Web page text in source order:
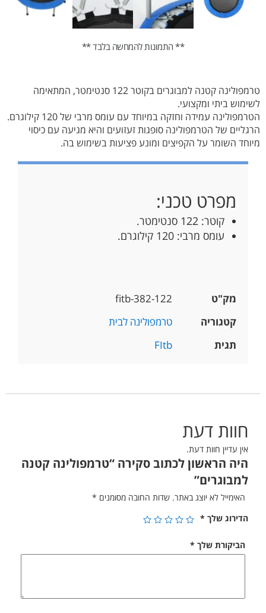
** התמונות להמחשה בלבד **
טרמפולינה קטנה למבוגרים בקוטר 122 סנטימטר, המתאימה
לשימוש ביתי ומקצועי.
הטרמפולינה עמידה וחזקה במיוחד עם עומס מרבי של 120 קילוגרם.
הרגליים של הטרמפולינה סופגות זעזועים והיא מגיעה עם כיסוי
מיוחד השומר על הקפיצים ומונע פציעות בשימוש בה.
מפרט טכני:
קוטר: 122 סנטימטר.
עומס מרבי: 120 קילוגרם.
מק"ט
fitb-382-122
קטגוריה
טרמפולינה לבית
תגית
FItb
חוות דעת
אין עדיין חוות דעת.
היה הראשון לכתוב סקירה “טרמפולינה קטנה
למבוגרים”
האימייל לא יוצג באתר. שדות החובה מסומנים *
הדירוג שלך *
הביקורת שלך *